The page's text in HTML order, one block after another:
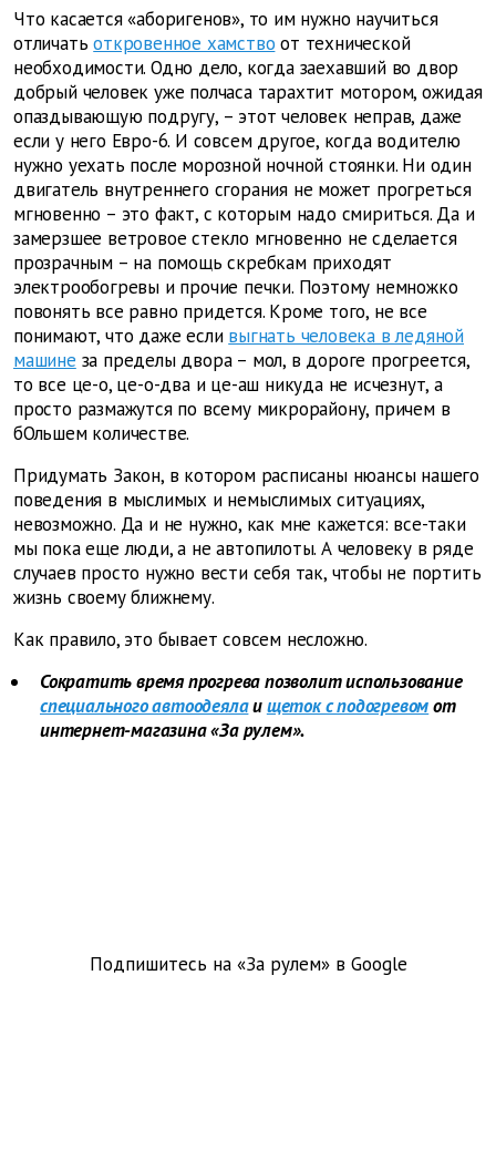
Что касается «аборигенов», то им нужно научиться
отличать откровенное хамство от технической
необходимости. Одно дело, когда заехавший во двор
добрый человек уже полчаса тарахтит мотором, ожидая
опаздывающую подругу, – этот человек неправ, даже
если у него Евро-6. И совсем другое, когда водителю
нужно уехать после морозной ночной стоянки. Ни один
двигатель внутреннего сгорания не может прогреться
мгновенно – это факт, с которым надо смириться. Да и
замерзшее ветровое стекло мгновенно не сделается
прозрачным – на помощь скребкам приходят
электрообогревы и прочие печки. Поэтому немножко
повонять все равно придется. Кроме того, не все
понимают, что даже если выгнать человека в ледяной
машине за пределы двора – мол, в дороге прогреется,
то все це-о, це-о-два и це-аш никуда не исчезнут, а
просто размажутся по всему микрорайону, причем в
бОльшем количестве.
Придумать Закон, в котором расписаны нюансы нашего
поведения в мыслимых и немыслимых ситуациях,
невозможно. Да и не нужно, как мне кажется: все-таки
мы пока еще люди, а не автопилоты. А человеку в ряде
случаев просто нужно вести себя так, чтобы не портить
жизнь своему ближнему.
Как правило, это бывает совсем несложно.
Сократить время прогрева позволит использование
специального автоодеялаищеток с подогревомот
интернет-магазина «За рулем».
Подпишитесь на «За рулем» в Google